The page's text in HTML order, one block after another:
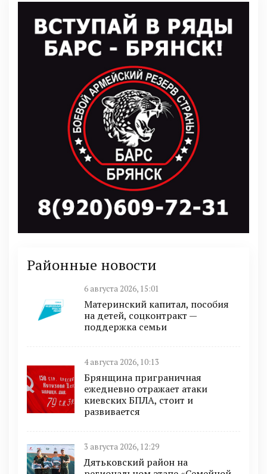
Районные новости
6 августа 2026, 15:01
Материнский капитал, пособия
на детей, соцконтракт —
поддержка семьи
4 августа 2026, 10:13
Брянщина приграничная
ежедневно отражает атаки
киевских БПЛА, стоит и
развивается
3 августа 2026, 12:29
Дятьковский район на